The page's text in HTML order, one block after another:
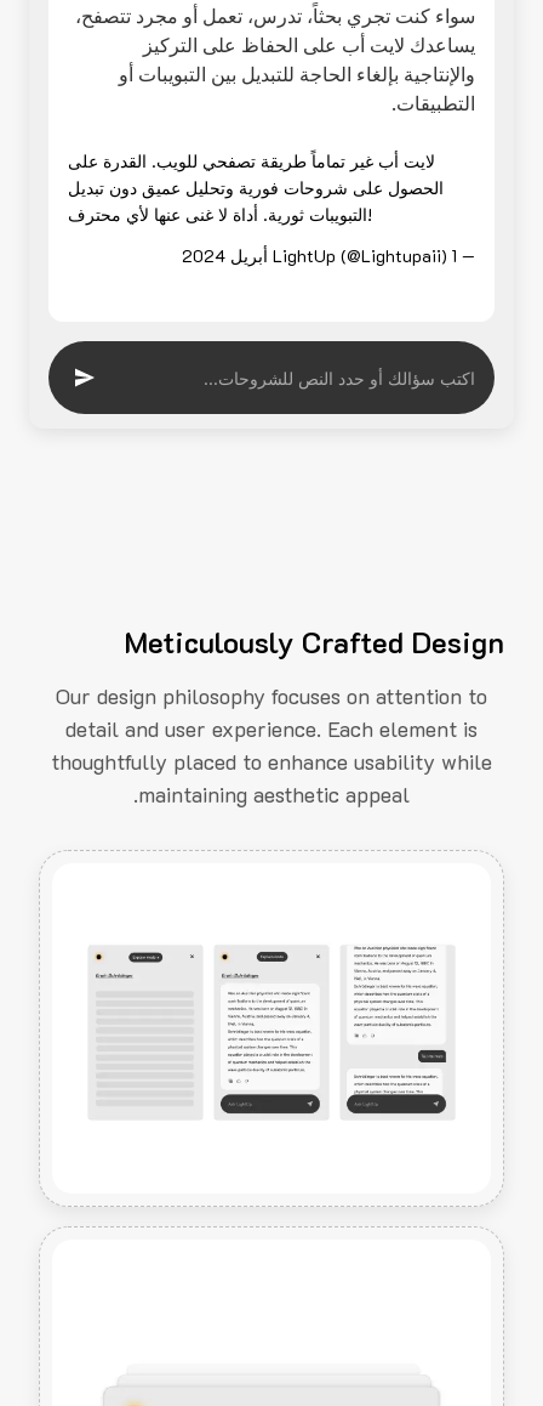
سواء كنت تجري بحثاً، تدرس، تعمل أو مجرد تتصفح،
يساعدك لايت أب على الحفاظ على التركيز
والإنتاجية بإلغاء الحاجة للتبديل بين التبويبات أو
التطبيقات.
لايت أب غير تماماً طريقة تصفحي للويب. القدرة على
الحصول على شروحات فورية وتحليل عميق دون تبديل
التبويبات ثورية. أداة لا غنى عنها لأي محترف!
— LightUp (@Lightupaii) 1 أبريل 2024
Meticulously Crafted Design
Our design philosophy focuses on attention to
detail and user experience. Each element is
thoughtfully placed to enhance usability while
maintaining aesthetic appeal.